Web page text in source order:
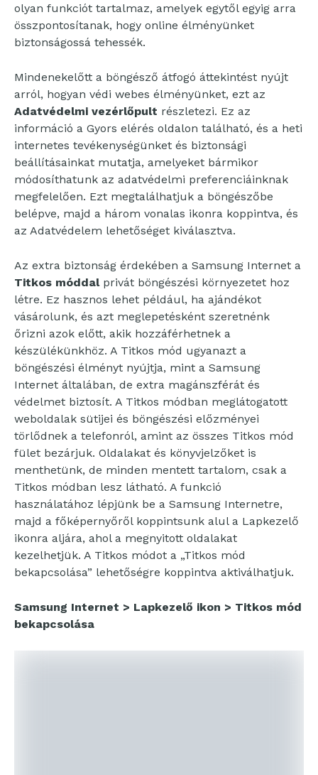
olyan funkciót tartalmaz, amelyek egytől egyig arra
összpontosítanak, hogy online élményünket
biztonságossá tehessék.
Mindenekelőtt a böngésző átfogó áttekintést nyújt
arról, hogyan védi webes élményünket, ezt az
Adatvédelmi vezérlőpult részletezi. Ez az
információ a Gyors elérés oldalon található, és a heti
internetes tevékenységünket és biztonsági
beállításainkat mutatja, amelyeket bármikor
módosíthatunk az adatvédelmi preferenciáinknak
megfelelően. Ezt megtalálhatjuk a böngészőbe
belépve, majd a három vonalas ikonra koppintva, és
az Adatvédelem lehetőséget kiválasztva.
Az extra biztonság érdekében a Samsung Internet a
Titkos móddalprivát böngészési környezetet hoz
létre. Ez hasznos lehet például, ha ajándékot
vásárolunk, és azt meglepetésként szeretnénk
őrizni azok előtt, akik hozzáférhetnek a
készülékünkhöz. A Titkos mód ugyanazt a
böngészési élményt nyújtja, mint a Samsung
Internet általában, de extra magánszférát és
védelmet biztosít. A Titkos módban meglátogatott
weboldalak sütijei és böngészési előzményei
törlődnek a telefonról, amint az összes Titkos mód
fület bezárjuk. Oldalakat és könyvjelzőket is
menthetünk, de minden mentett tartalom, csak a
Titkos módban lesz látható. A funkció
használatához lépjünk be a Samsung Internetre,
majd a főképernyőről koppintsunk alul a Lapkezelő
ikonra aljára, ahol a megnyitott oldalakat
kezelhetjük. A Titkos módot a „Titkos mód
bekapcsolása” lehetőségre koppintva aktiválhatjuk.
Samsung Internet > Lapkezelő ikon > Titkos mód
bekapcsolása